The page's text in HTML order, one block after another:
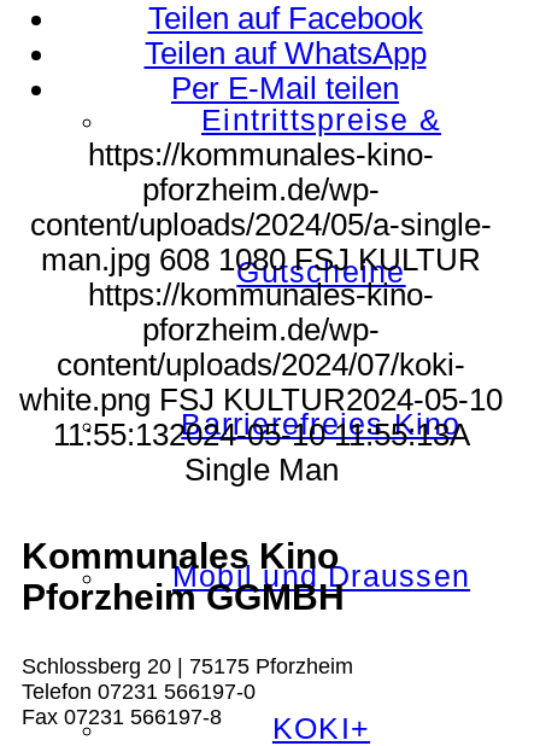
Eintrittspreise &
Gutscheine
Barrierefreies Kino
Mobil und Draussen
KOKI+
Teilen auf Facebook
Teilen auf WhatsApp
Per E-Mail teilen
https://kommunales-kino-
pforzheim.de/wp-
content/uploads/2024/05/a-single-
man.jpg 608 1080 FSJ KULTUR
https://kommunales-kino-
pforzheim.de/wp-
content/uploads/2024/07/koki-
white.png FSJ KULTUR2024-05-10
11:55:132024-05-10 11:55:13A
Single Man
Kommunales Kino
Pforzheim GGMBH
Schlossberg 20 | 75175 Pforzheim
Telefon 07231 566197-0
Fax 07231 566197-8